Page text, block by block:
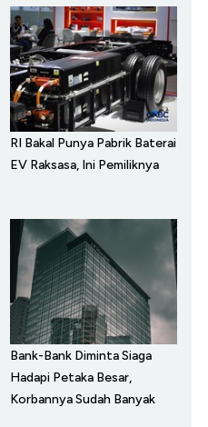
RI Bakal Punya Pabrik Baterai
EV Raksasa, Ini Pemiliknya
Bank-Bank Diminta Siaga
Hadapi Petaka Besar,
Korbannya Sudah Banyak